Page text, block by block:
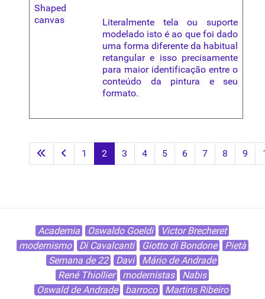
Shaped
canvas
Literalmente tela ou suporte
modelado isto é ao que foi dado
uma forma diferente da habitual
retangular e isso precisamente
para maior identificação entre o
conteúdo da pintura e seu
formato.
1 2 3 4 5 6 7 8 9
Academia Oswaldo Goeldi
Victor Brecheret
modernismo
Di Cavalcanti Giotto di Bondone
Pietà
Semana de 22
Davi
Mário de Andrade
René Thiollier
modernistas
Nabis
Oswald de Andrade
barroco Martins Ribeiro